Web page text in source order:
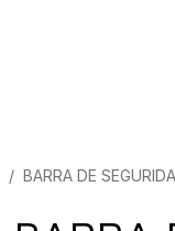
BARRA DE